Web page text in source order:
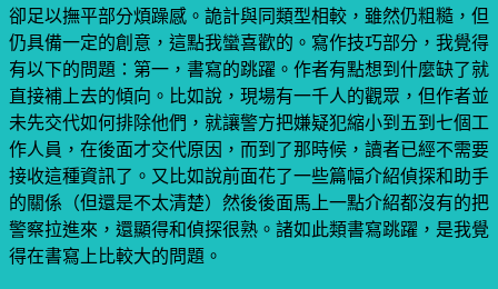
卻足以撫平部分煩躁感。詭計與同類型相較，雖然仍粗糙，但
仍具備一定的創意，這點我蠻喜歡的。寫作技巧部分，我覺得
有以下的問題：第一，書寫的跳躍。作者有點想到什麼缺了就
直接補上去的傾向。比如說，現場有一千人的觀眾，但作者並
未先交代如何排除他們，就讓警方把嫌疑犯縮小到五到七個工
作人員，在後面才交代原因，而到了那時候，讀者已經不需要
接收這種資訊了。又比如說前面花了一些篇幅介紹偵探和助手
的關係（但還是不太清楚）然後後面馬上一點介紹都沒有的把
警察拉進來，還顯得和偵探很熟。諸如此類書寫跳躍，是我覺
得在書寫上比較大的問題。